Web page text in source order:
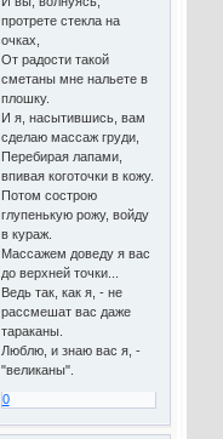
протрете стекла на
очках,
От радости такой
сметаны мне нальете в
плошку.
И я, насытившись, вам
сделаю массаж груди,
Перебирая лапами,
впивая коготочки в кожу.
Потом сострою
глупенькую рожу, войду
в кураж.
Массажем доведу я вас
до верхней точки...
Ведь так, как я, - не
рассмешат вас даже
тараканы.
Люблю, и знаю вас я, -
"великаны".
0